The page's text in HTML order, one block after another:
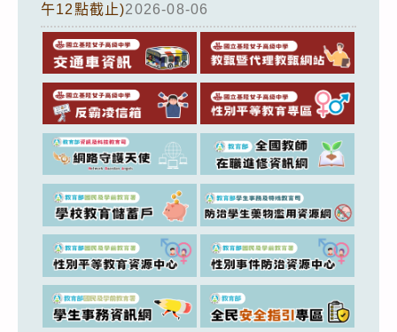
午12點截止)2026-08-06